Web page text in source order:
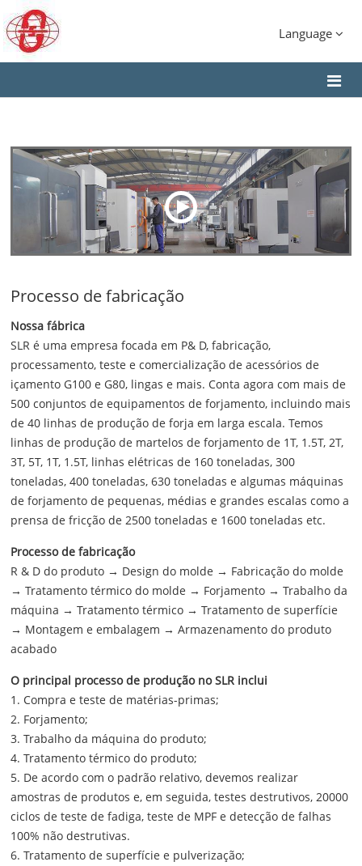
Language
Processo de fabricação
Nossa fábrica
SLR é uma empresa focada em P& D, fabricação,
processamento, teste e comercialização de acessórios de
içamento G100 e G80, lingas e mais. Conta agora com mais de
500 conjuntos de equipamentos de forjamento, incluindo mais
de 40 linhas de produção de forja em larga escala. Temos
linhas de produção de martelos de forjamento de 1T, 1.5T, 2T,
3T, 5T, 1T, 1.5T, linhas elétricas de 160 toneladas, 300
toneladas, 400 toneladas, 630 toneladas e algumas máquinas
de forjamento de pequenas, médias e grandes escalas como a
prensa de fricção de 2500 toneladas e 1600 toneladas etc.
Processo de fabricação
R & D do produto → Design do molde → Fabricação do molde
→ Tratamento térmico do molde → Forjamento → Trabalho da
máquina → Tratamento térmico → Tratamento de superfície
→ Montagem e embalagem → Armazenamento do produto
acabado
O principal processo de produção no SLR inclui
1. Compra e teste de matérias-primas;
2. Forjamento;
3. Trabalho da máquina do produto;
4. Tratamento térmico do produto;
5. De acordo com o padrão relativo, devemos realizar
amostras de produtos e, em seguida, testes destrutivos, 20000
ciclos de teste de fadiga, teste de MPF e detecção de falhas
100% não destrutivas.
6. Tratamento de superfície e pulverização;